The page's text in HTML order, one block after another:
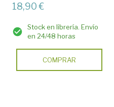
18,90 €
Stock en librería. Envío
en 24/48 horas
COMPRAR